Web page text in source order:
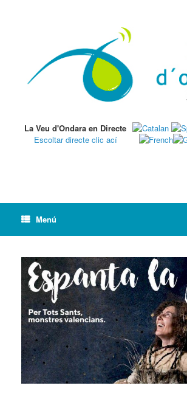
La Veu d'Ondara en Directe
Escoltar directe clic ací
Menú